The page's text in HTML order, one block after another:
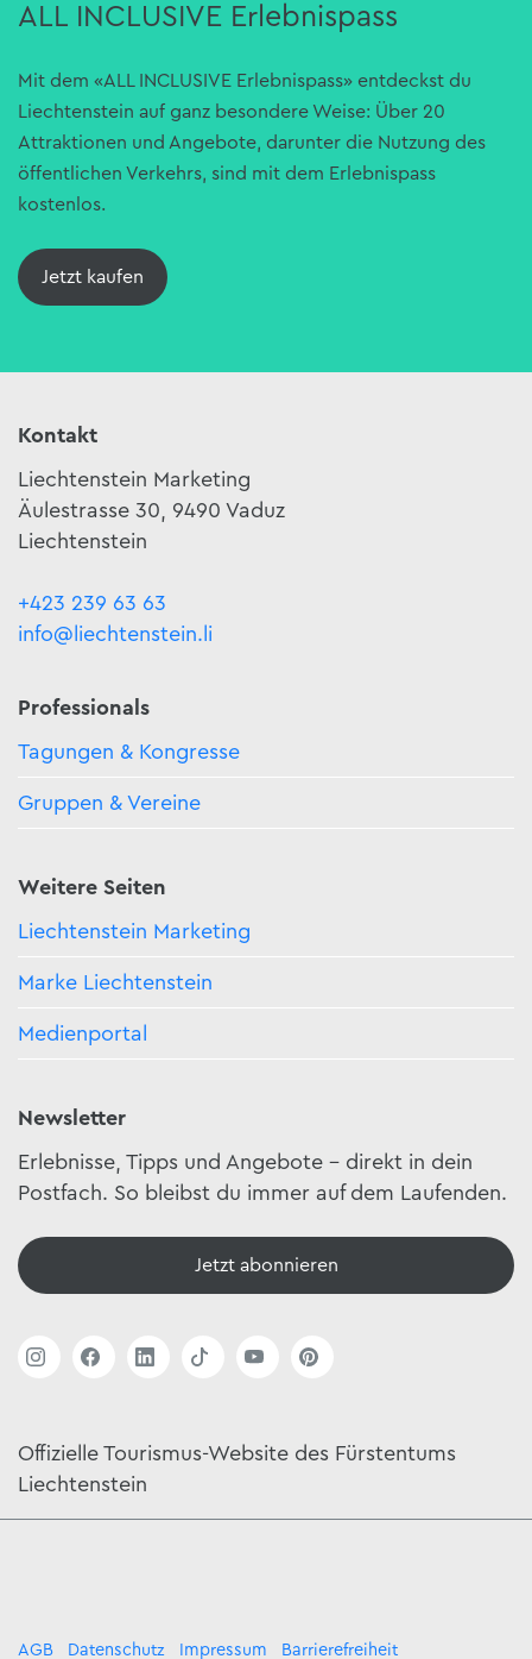
ALL INCLUSIVE Erlebnispass
Mit dem «ALL INCLUSIVE Erlebnispass» entdeckst du
Liechtenstein auf ganz besondere Weise: Über 20
Attraktionen und Angebote, darunter die Nutzung des
öffentlichen Verkehrs, sind mit dem Erlebnispass
kostenlos.
Jetzt kaufen
Kontakt
Liechtenstein Marketing
Äulestrasse 30, 9490 Vaduz
Liechtenstein
+423 239 63 63
info@liechtenstein.li
Professionals
Tagungen & Kongresse
Gruppen & Vereine
Weitere Seiten
Liechtenstein Marketing
Marke Liechtenstein
Medienportal
Newsletter
Erlebnisse, Tipps und Angebote – direkt in dein
Postfach. So bleibst du immer auf dem Laufenden.
Jetzt abonnieren
Offizielle Tourismus-Website des Fürstentums
Liechtenstein
AGB Datenschutz Impressum Barrierefreiheit